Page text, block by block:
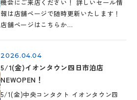
機会にご来店ください！ 詳しいセール情
報は店舗ページで随時更新いたします！
店舗ページはこちらか…
2026.04.04
5/1(金)イオンタウン四日市泊店
NEWOPEN！
5/1(金)中央コンタクト イオンタウン四